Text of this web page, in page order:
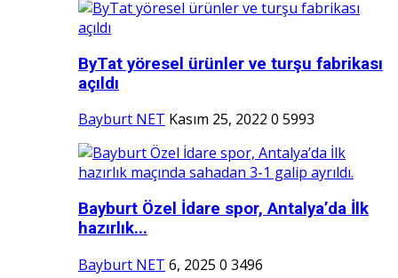
ByTat yöresel ürünler ve turşu fabrikası
açıldı
Bayburt NET Kasım 25, 2022 0 5993
Bayburt Özel İdare spor, Antalya’da İlk
hazırlık...
Bayburt NET 6, 2025 0 3496